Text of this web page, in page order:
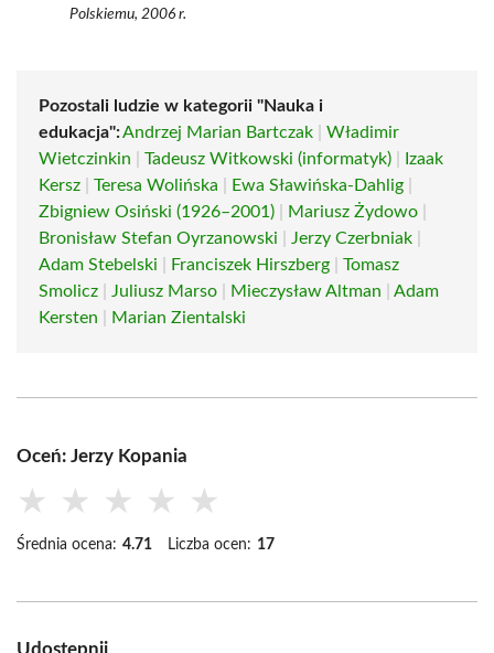
Polskiemu, 2006 r.
Pozostali ludzie w kategorii "Nauka i
edukacja":Andrzej Marian Bartczak
Władimir
Wietczinkin
Tadeusz Witkowski (informatyk)
Izaak
Kersz
Teresa Wolińska Ewa Sławińska-Dahlig
Zbigniew Osiński (1926–2001)
Mariusz Żydowo
Bronisław Stefan Oyrzanowski
Jerzy Czerbniak
Adam Stebelski
Franciszek Hirszberg
Tomasz
Smolicz
Juliusz Marso Mieczysław Altman
Adam
Kersten
Marian Zientalski
Oceń: Jerzy Kopania
★ ★ ★ ★ ★
Średnia ocena: 4.71 Liczba ocen: 17
Udostępnij